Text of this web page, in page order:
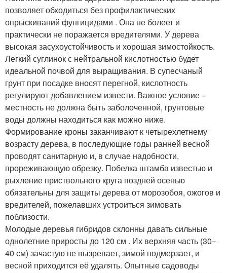
позволяет обходиться без профилактических
опрыскиваний фунгицидами . Она не болеет и
практически не поражается вредителями. У дерева
высокая засухоустойчивость и хорошая зимостойкость.
Легкий суглинок с нейтральной кислотностью будет
идеальной почвой для выращивания. В супесчаный
грунт при посадке вносят перегной, кислотность
регулируют добавлением извести. Важное условие –
местность не должна быть заболоченной, грунтовые
воды должны находиться как можно ниже.
Формирование кроны заканчивают к четырехлетнему
возрасту дерева, в последующие годы ранней весной
проводят санитарную и, в случае надобности,
прореживающую обрезку. Побелка штамба известью и
рыхление приствольного круга поздней осенью
обязательны для защиты дерева от морозобоя, ожогов и
вредителей, пожелавших устроиться зимовать
поблизости.
Молодые деревья гибридов склонны давать сильные
однолетние приросты до 120 см . Их верхняя часть (30–
40 см) зачастую не вызревает, зимой подмерзает, и
весной приходится её удалять. Опытные садоводы